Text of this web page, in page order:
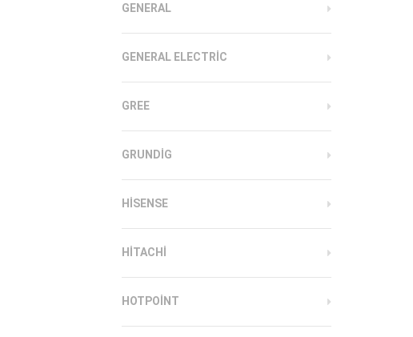
GENERAL
GENERAL ELECTRIC
GREE
GRUNDIG
HISENSE
HITACHI
HOTPOINT